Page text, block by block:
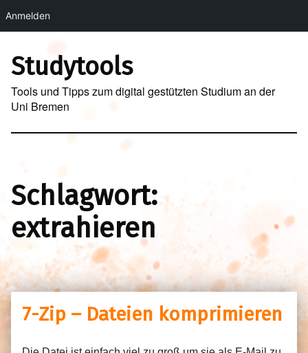
Anmelden
Skip to main navigation
Skip to main content
Skip to footer
Studytools
Tools und Tipps zum digital gestützten Studium an der
Uni Bremen
Schlagwort:
extrahieren
7-Zip – Dateien komprimieren